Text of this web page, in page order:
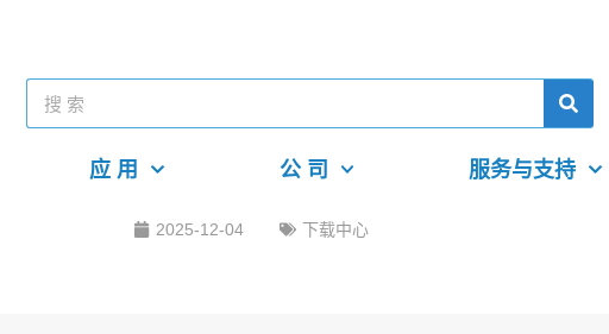
应 用 公 司 服务与支持
2025-12-04 下载中心